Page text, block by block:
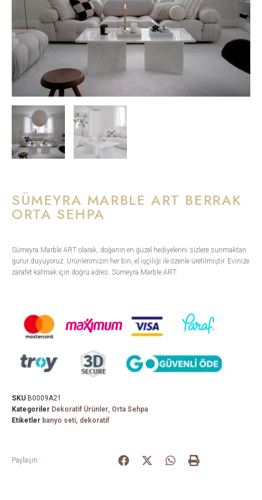
SÜMEYRA MARBLE ART BERRAK
ORTA SEHPA
Sümeyra Marble ART olarak, doğanın en güzel hediyelerini sizlere sunmaktan
gurur duyuyoruz. Ürünlerimizin her biri, el işçiliği ile özenle üretilmiştir. Evinize
zarafet katmak için doğru adres: Sümeyra Marble ART.
SKU B0009A21
Kategoriler Dekoratif Ürünler Orta Sehpa
Etiketler banyo seti dekoratif
Paylaşın :